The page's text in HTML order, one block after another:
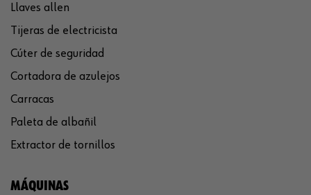
Llaves allen
Tijeras de electricista
Cúter de seguridad
Cortadora de azulejos
Carracas
Paleta de albañil
Extractor de tornillos
MÁQUINAS